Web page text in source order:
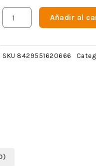
Añadir al
SKU 8429551620666